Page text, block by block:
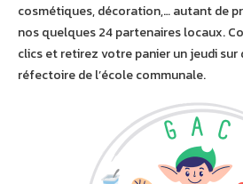
cosmétiques, décoration,… autant de
nos quelques 24 partenaires locaux.
clics et retirez votre panier un jeudi sur
réfectoire de l’école communale.